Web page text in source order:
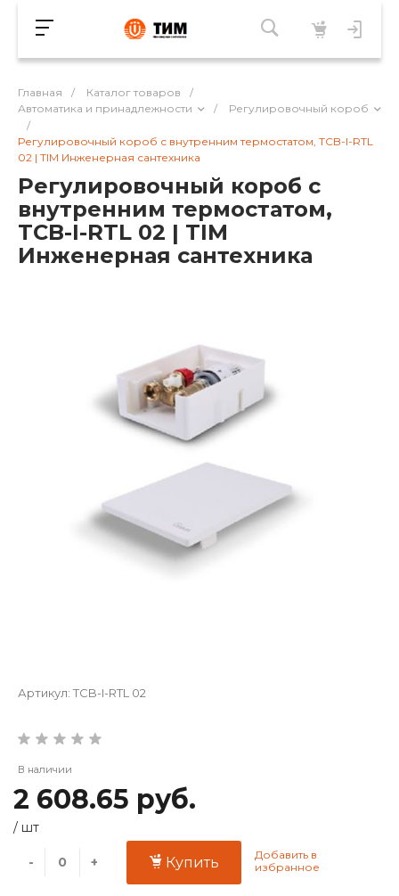
Главная / Каталог товаров
/
Автоматика и принадлежности
/
Регулировочный короб
/
Регулировочный короб с внутренним термостатом, TCB-I-RTL
02 | TIM Инженерная сантехника
Регулировочный короб с
внутренним термостатом,
TCB-I-RTL 02 | TIM
Инженерная сантехника
Артикул: TCB-I-RTL 02
В наличии
2 608.65 руб.
/ шт
- + Купить